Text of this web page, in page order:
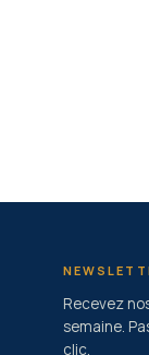
Recevez
semaine.
clic.